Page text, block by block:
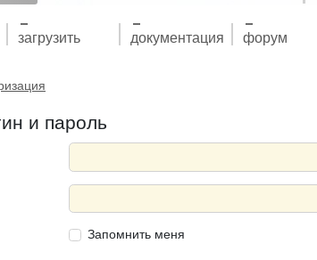
загрузить документация форум
и пароль
Запомнить меня